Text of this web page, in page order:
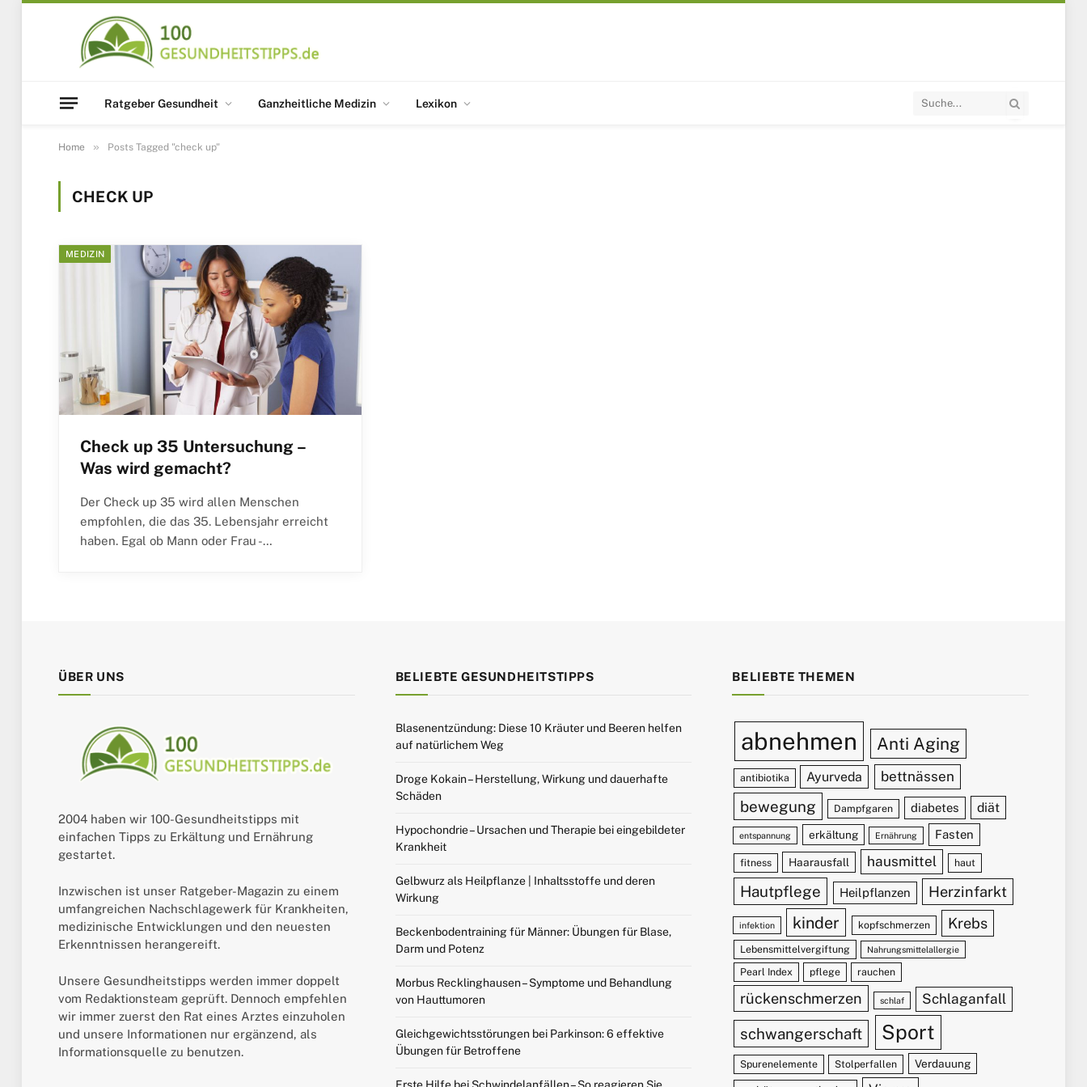
Ratgeber Gesundheit Ganzheitliche Medizin Lexikon
Home » Posts Tagged "check up"
CHECK UP
MEDIZIN
Check up 35 Untersuchung –
Was wird gemacht?
Der Check up 35 wird allen Menschen
empfohlen, die das 35. Lebensjahr erreicht
haben. Egal ob Mann oder Frau -…
ÜBER UNS
2004 haben wir 100-Gesundheitstipps mit
einfachen Tipps zu Erkältung und Ernährung
gestartet.
Inzwischen ist unser Ratgeber-Magazin zu einem
umfangreichen Nachschlagewerk für Krankheiten,
medizinische Entwicklungen und den neuesten
Erkenntnissen herangereift.
Unsere Gesundheitstipps werden immer doppelt
vom Redaktionsteam geprüft. Dennoch empfehlen
wir immer zuerst den Rat eines Arztes einzuholen
und unsere Informationen nur ergänzend, als
Informationsquelle zu benutzen.
BELIEBTE GESUNDHEITSTIPPS
Blasenentzündung: Diese 10 Kräuter und Beeren helfen
auf natürlichem Weg
Droge Kokain – Herstellung, Wirkung und dauerhafte
Schäden
Hypochondrie – Ursachen und Therapie bei eingebildeter
Krankheit
Gelbwurz als Heilpflanze | Inhaltsstoffe und deren
Wirkung
Beckenbodentraining für Männer: Übungen für Blase,
Darm und Potenz
Morbus Recklinghausen – Symptome und Behandlung
von Hauttumoren
Gleichgewichtsstörungen bei Parkinson: 6 effektive
Übungen für Betroffene
BELIEBTE THEMEN
abnehmen Anti Aging
antibiotika Ayurveda bettnässen
bewegung Dampfgaren diabetes diät
entspannung erkältung Ernährung Fasten
fitness Haarausfall hausmittel haut
Hautpflege Heilpflanzen Herzinfarkt
infektion kinder kopfschmerzen Krebs
Lebensmittelvergiftung Nahrungsmittelallergie
Pearl Index pflege rauchen
rückenschmerzen schlaf Schlaganfall
schwangerschaft Sport
Spurenelemente Stolperfallen Verdauung